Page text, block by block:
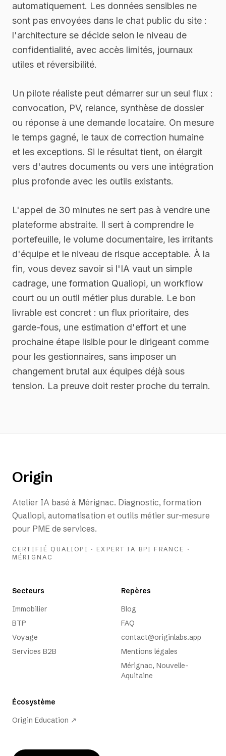
automatiquement. Les données sensibles ne
sont pas envoyées dans le chat public du site :
l'architecture se décide selon le niveau de
confidentialité, avec accès limités, journaux
utiles et réversibilité.
Un pilote réaliste peut démarrer sur un seul flux :
convocation, PV, relance, synthèse de dossier
ou réponse à une demande locataire. On mesure
le temps gagné, le taux de correction humaine
et les exceptions. Si le résultat tient, on élargit
vers d'autres documents ou vers une intégration
plus profonde avec les outils existants.
L'appel de 30 minutes ne sert pas à vendre une
plateforme abstraite. Il sert à comprendre le
portefeuille, le volume documentaire, les irritants
d'équipe et le niveau de risque acceptable. À la
fin, vous devez savoir si l'IA vaut un simple
cadrage, une formation Qualiopi, un workflow
court ou un outil métier plus durable. Le bon
livrable est concret : un flux prioritaire, des
garde-fous, une estimation d'effort et une
prochaine étape lisible pour le dirigeant comme
pour les gestionnaires, sans imposer un
changement brutal aux équipes déjà sous
tension. La preuve doit rester proche du terrain.
Origin
Atelier IA basé à Mérignac. Diagnostic, formation
Qualiopi, automatisation et outils métier sur-mesure
pour PME de services.
CERTIFIÉ QUALIOPI · EXPERT IA BPI FRANCE ·
MÉRIGNAC
Secteurs
Immobilier
BTP
Voyage
Services B2B
Repères
Blog
FAQ
contact@originlabs.app
Mentions légales
Mérignac, Nouvelle-
Aquitaine
Écosystème
Origin Education ↗